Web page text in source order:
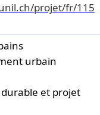
projet/fr/115
urbain
et projet